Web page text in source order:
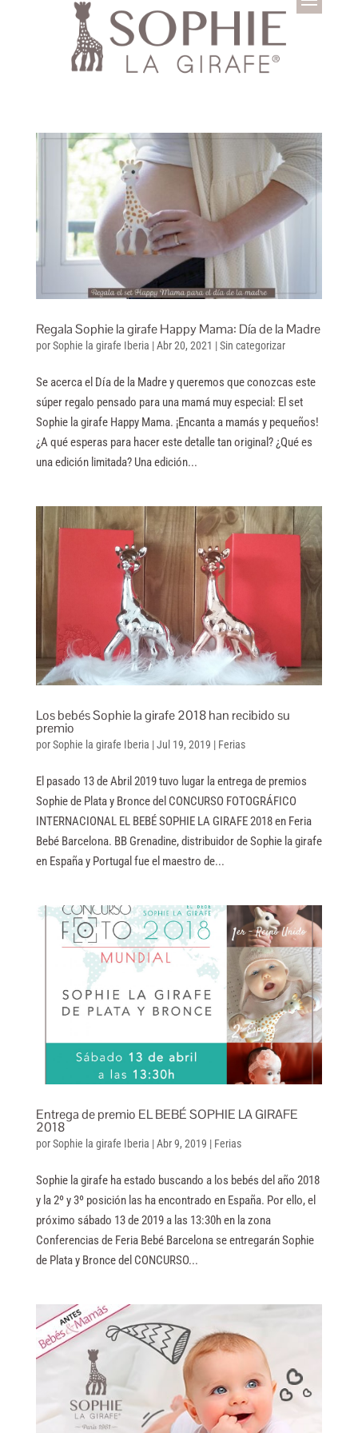
Regala Sophie la girafe Happy Mama: Día de la Madre
porSophie la girafe Iberia |Abr 20, 2021 |Sin categorizar
Se acerca el Día de la Madre y queremos que conozcas este
súper regalo pensado para una mamá muy especial: El set
Sophie la girafe Happy Mama. ¡Encanta a mamás y pequeños!
¿A qué esperas para hacer este detalle tan original? ¿Qué es
una edición limitada? Una edición...
Los bebés Sophie la girafe 2018 han recibido su
premio
porSophie la girafe Iberia |Jul 19, 2019 | Ferias
El pasado 13 de Abril 2019 tuvo lugar la entrega de premios
Sophie de Plata y Bronce del CONCURSO FOTOGRÁFICO
INTERNACIONAL EL BEBÉ SOPHIE LA GIRAFE 2018 en Feria
Bebé Barcelona. BB Grenadine, distribuidor de Sophie la girafe
en España y Portugal fue el maestro de...
Entrega de premio EL BEBÉ SOPHIE LA GIRAFE
2018
porSophie la girafe Iberia |Abr 9, 2019 | Ferias
Sophie la girafe ha estado buscando a los bebés del año 2018
y la 2º y 3º posición las ha encontrado en España. Por ello, el
próximo sábado 13 de 2019 a las 13:30h en la zona
Conferencias de Feria Bebé Barcelona se entregarán Sophie
de Plata y Bronce del CONCURSO...